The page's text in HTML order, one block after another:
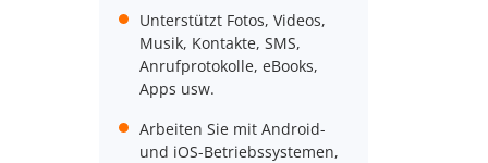
Unterstützt Fotos, Videos,
Musik, Kontakte, SMS,
Anrufprotokolle, eBooks,
Apps usw.
Arbeiten Sie mit Android-
und iOS-Betriebssystemen,